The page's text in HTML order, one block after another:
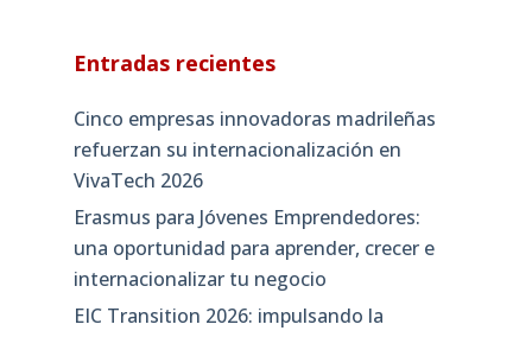
Entradas recientes
Cinco empresas innovadoras madrileñas
refuerzan su internacionalización en
VivaTech 2026
Erasmus para Jóvenes Emprendedores:
una oportunidad para aprender, crecer e
internacionalizar tu negocio
EIC Transition 2026: impulsando la